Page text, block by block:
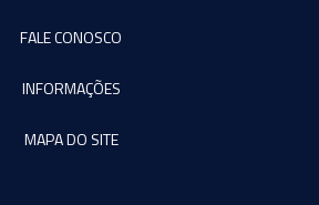
FALE CONOSCO
INFORMAÇÕES
MAPA DO SITE